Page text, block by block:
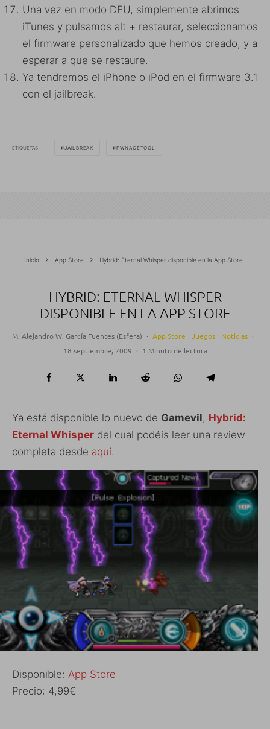
Una vez en modo DFU, simplemente abrimos
iTunes y pulsamos alt + restaurar, seleccionamos
el firmware personalizado que hemos creado, y a
esperar a que se restaure.
Ya tendremos el iPhone o iPod en el firmware 3.1
con el jailbreak.
ETIQUETAS JAILBREAK PWNAGETOOL
Inicio App Store Hybrid: Eternal Whisper disponible en la App Store
HYBRID: ETERNAL WHISPER
DISPONIBLE EN LA APP STORE
M. Alejandro W. García Fuentes (Esfera) · App Store Juegos Noticias ·
18 septiembre, 2009 · 1 Minuto de lectura
Ya está disponible lo nuevo de Gamevil, Hybrid:
Eternal Whisper del cual podéis leer una review
completa desde aquí.
Disponible: App Store
Precio: 4,99€